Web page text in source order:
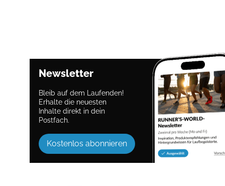
Newsletter
Bleib auf dem Laufenden!
Erhalte die neuesten
Inhalte direkt in dein
Postfach.
Kostenlos abonnieren